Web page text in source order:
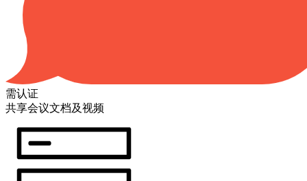
需认证
共享会议文档及视频